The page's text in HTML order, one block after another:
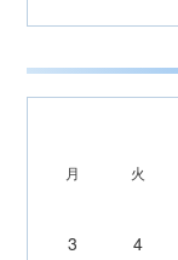
月 火
3
4